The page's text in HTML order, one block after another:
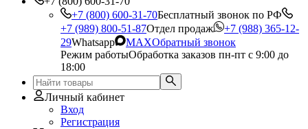
+7 (800) 600-31-70Бесплатный звонок по РФ
+7 (989) 800-51-87Отдел продаж
+7 (988) 365-12-
29Whatsapp MAXОбратный звонок
Режим работыОбработка заказов пн-пт с 9:00 до
18:00
Личный кабинет
Вход
Регистрация